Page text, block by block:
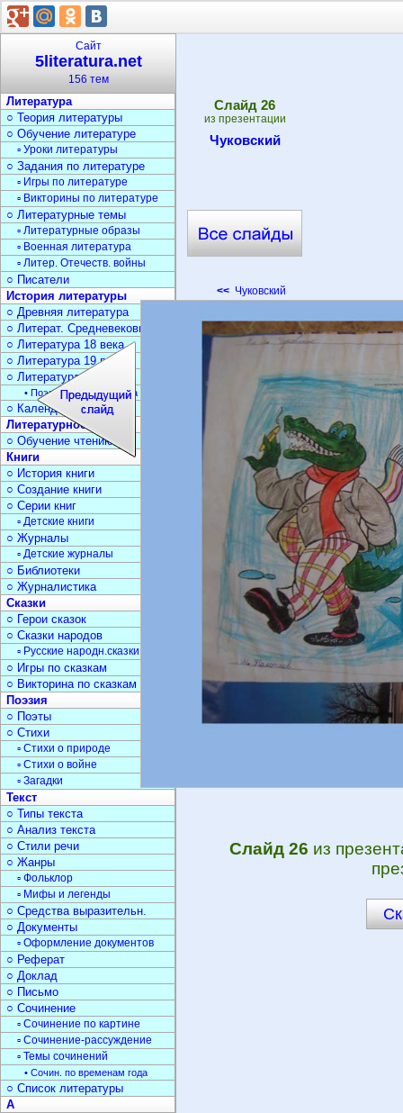
Cлайд 26
из презентации
Чуковский
<< Чуковский
Слайд 26 из
Сайт
5literatura.net
156 тем
Литература
○ Теория литературы
○ Обучение литературе
▫ Уроки литературы
○ Задания по литературе
▫ Игры по литературе
▫ Викторины по литературе
○ Литературные темы
▫ Литературные образы
▫ Военная литература
▫ Литер. Отечеств. войны
○ Писатели
История литературы
○ Древняя литература
○ Литерат. Средневековья
○ Литература 18 века
○ Литература 19 века
○ Литература 20 века
• Поэзия Серебрян. века
○ Календарь дат
Литературное чтение
○ Обучение чтению
Книги
○ История книги
○ Создание книги
○ Серии книг
▫ Детские книги
○ Журналы
▫ Детские журналы
○ Библиотеки
○ Журналистика
Сказки
○ Герои сказок
○ Сказки народов
▫ Русские народн.сказки
○ Игры по сказкам
○ Викторина по сказкам
Поэзия
○ Поэты
○ Стихи
▫ Стихи о природе
▫ Стихи о войне
▫ Загадки
Текст
○ Типы текста
○ Анализ текста
○ Стили речи
○ Жанры
▫ Фольклор
▫ Мифы и легенды
○ Средства выразительн.
○ Документы
▫ Оформление документов
○ Реферат
○ Доклад
○ Письмо
○ Сочинение
▫ Сочинение по картине
▫ Сочинение-рассуждение
▫ Темы сочинений
• Сочин. по временам года
○ Список литературы
А